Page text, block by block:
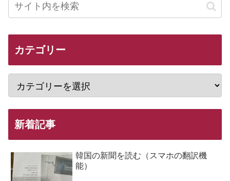
カテゴリー
新着記事
韓国の新聞を読む（スマホの翻訳機
能）